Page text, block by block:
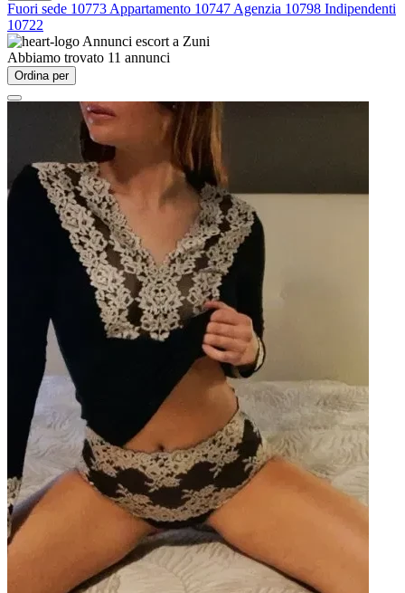
Fuori sede 10773 Appartamento 10747 Agenzia 10798 Indipendenti
10722
Annunci escort a Zuni
Abbiamo trovato 11 annunci
Ordina per